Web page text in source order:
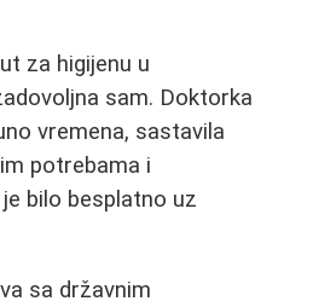
za higijenu u
sam. Doktorka
vremena, sastavila
potrebama i
bilo besplatno uz
sa državnim